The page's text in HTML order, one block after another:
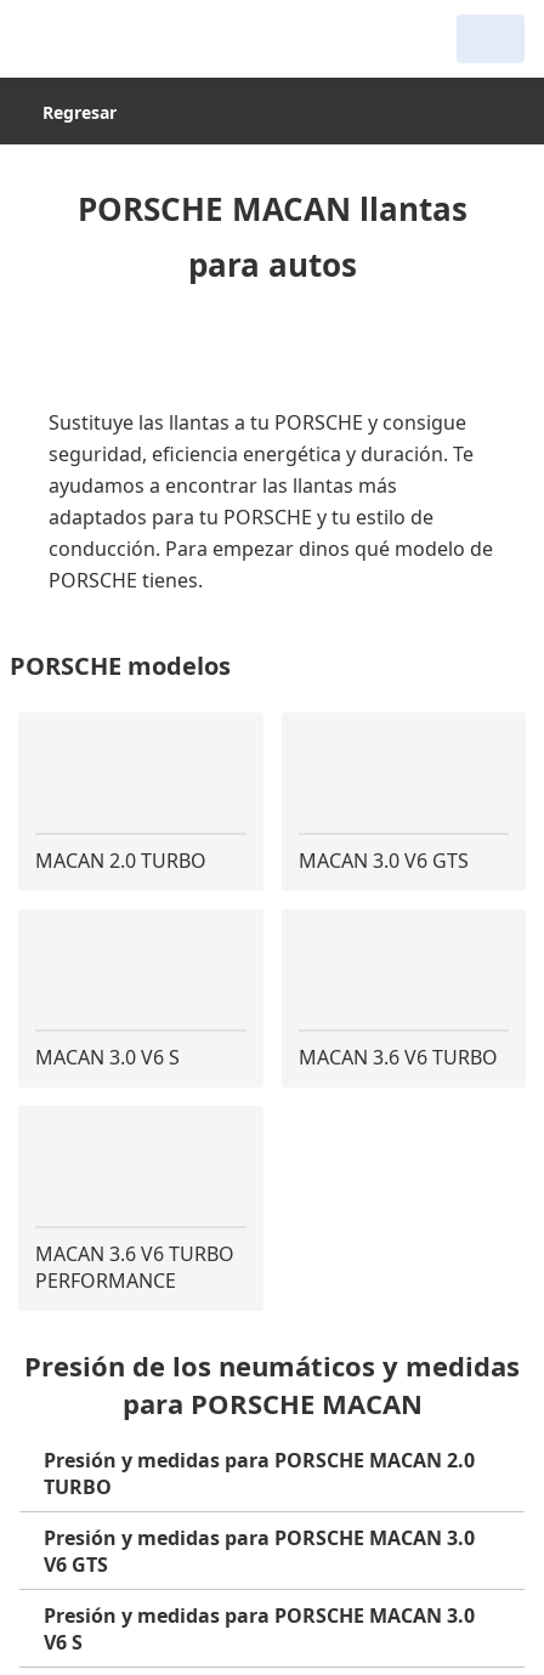
Regresar
PORSCHE MACAN llantas
para autos
Sustituye las llantas a tu PORSCHE y consigue
seguridad, eficiencia energética y duración. Te
ayudamos a encontrar las llantas más
adaptados para tu PORSCHE y tu estilo de
conducción. Para empezar dinos qué modelo de
PORSCHE tienes.
PORSCHE modelos
MACAN 2.0 TURBO MACAN 3.0 V6 GTS
MACAN 3.0 V6 S MACAN 3.6 V6 TURBO
MACAN 3.6 V6 TURBO
PERFORMANCE
Presión de los neumáticos y medidas
para PORSCHE MACAN
Presión y medidas para PORSCHE MACAN 2.0
TURBO
Presión y medidas para PORSCHE MACAN 3.0
V6 GTS
Presión y medidas para PORSCHE MACAN 3.0
V6 S